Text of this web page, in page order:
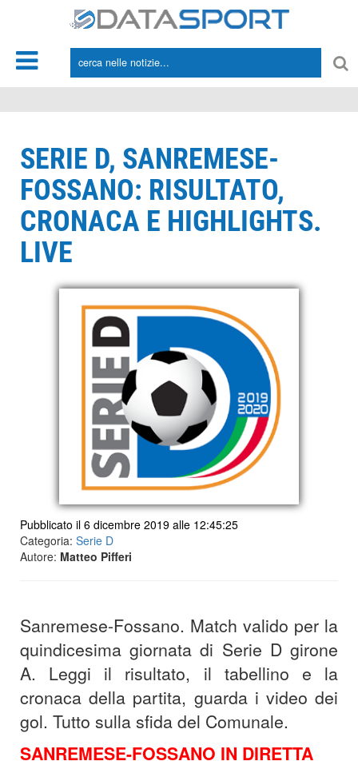
SERIE D, SANREMESE-
FOSSANO: RISULTATO,
CRONACA E HIGHLIGHTS.
LIVE
Pubblicato il 6 dicembre 2019 alle 12:45:25
Categoria: Serie D
Autore: Matteo Pifferi
Sanremese-Fossano. Match valido per la
quindicesima giornata di Serie D girone
A. Leggi il risultato, il tabellino e la
cronaca della partita, guarda i video dei
gol. Tutto sulla sfida del Comunale.
SANREMESE-FOSSANO IN DIRETTA